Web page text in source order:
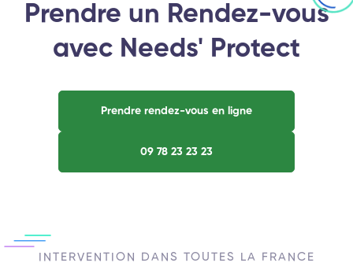
Prendre un Rendez-vous
avec Needs' Protect
Prendre rendez-vous en ligne
09 78 23 23 23
INTERVENTION DANS TOUTES LA FRANCE